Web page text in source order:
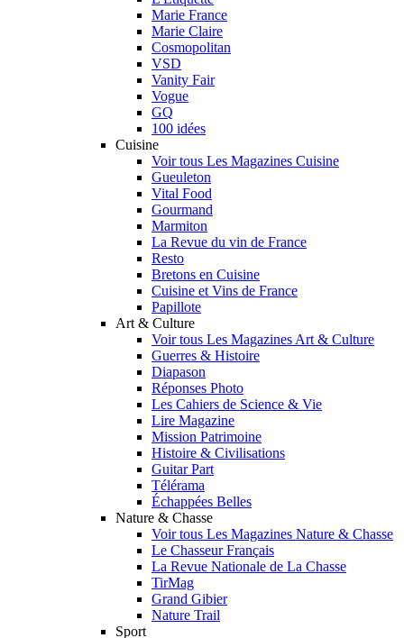
Marie France
Marie Claire
Cosmopolitan
VSD
Vanity Fair
Vogue
GQ
100 idées
Cuisine
Voir tous Les Magazines Cuisine
Gueuleton
Vital Food
Gourmand
Marmiton
La Revue du vin de France
Resto
Bretons en Cuisine
Cuisine et Vins de France
Papillote
Art & Culture
Voir tous Les Magazines Art & Culture
Guerres & Histoire
Diapason
Réponses Photo
Les Cahiers de Science & Vie
Lire Magazine
Mission Patrimoine
Histoire & Civilisations
Guitar Part
Télérama
Échappées Belles
Nature & Chasse
Voir tous Les Magazines Nature & Chasse
Le Chasseur Français
La Revue Nationale de La Chasse
TirMag
Grand Gibier
Nature Trail
Sport